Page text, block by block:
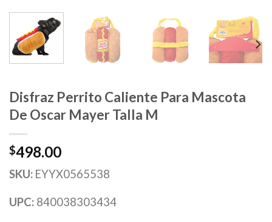
Disfraz Perrito Caliente Para Mascota
De Oscar Mayer Talla M
$498.00
SKU: EYYX0565538
UPC: 840038303434